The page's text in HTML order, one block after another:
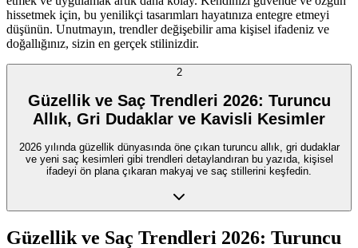
hissetmek için, bu yenilikçi tasarımları hayatınıza entegre etmeyi
düşünün. Unutmayın, trendler değişebilir ama kişisel ifadeniz ve
doğallığınız, sizin en gerçek stilinizdir.
2
Güzellik ve Saç Trendleri 2026: Turuncu
Allık, Gri Dudaklar ve Kavisli Kesimler
2026 yılında güzellik dünyasında öne çıkan turuncu allık, gri dudaklar
ve yeni saç kesimleri gibi trendleri detaylandıran bu yazıda, kişisel
ifadeyi ön plana çıkaran makyaj ve saç stillerini keşfedin.
Güzellik ve Saç Trendleri 2026: Turuncu